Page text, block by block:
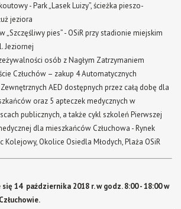
- Park „Lasek Luizy”, ścieżka pieszo-
jeziora
„Szczęśliwy pies” - OSiR przy stadionie miejskim
Jeziornej
osób z Nagłym Zatrzymaniem
Człuchów – zakup 4 Automatycznych
AED dostępnych przez całą dobę dla
oraz 5 apteczek medycznych w
publicznych, a także cykl szkoleń Pierwszej
dla mieszkańców Człuchowa - Rynek
Kolejowy, Okolice Osiedla Młodych, Plaża OSiR
14 października 2018 r. w godz. 8:00 - 18:00 w